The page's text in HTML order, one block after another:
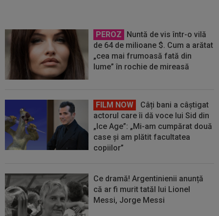
PEROZ
Nuntă de vis într-o vilă
de 64 de milioane $. Cum a arătat
„cea mai frumoasă fată din
lume” în rochie de mireasă
FILM NOW
Câți bani a câștigat
actorul care îi dă voce lui Sid din
„Ice Age”: „Mi-am cumpărat două
case și am plătit facultatea
copiilor”
Ce dramă! Argentinienii anunță
că ar fi murit tatăl lui Lionel
Messi, Jorge Messi